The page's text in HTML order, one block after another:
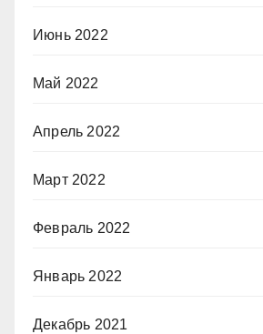
Июнь 2022
Май 2022
Апрель 2022
Март 2022
Февраль 2022
Январь 2022
Декабрь 2021